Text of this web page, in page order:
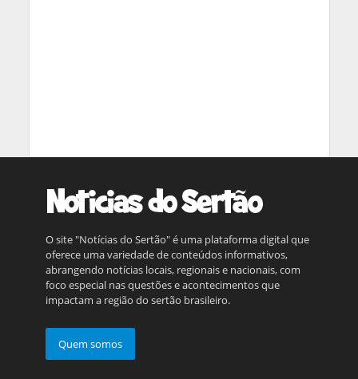
O site "Notícias do Sertão" é uma plataforma digital que
oferece uma variedade de conteúdos informativos,
abrangendo notícias locais, regionais e nacionais, com
foco especial nas questões e acontecimentos que
impactam a região do sertão brasileiro.
Quem somos